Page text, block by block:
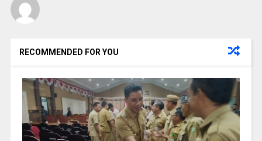
RECOMMENDED FOR YOU